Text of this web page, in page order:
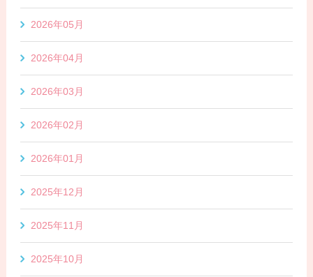
2026年05月
2026年04月
2026年03月
2026年02月
2026年01月
2025年12月
2025年11月
2025年10月